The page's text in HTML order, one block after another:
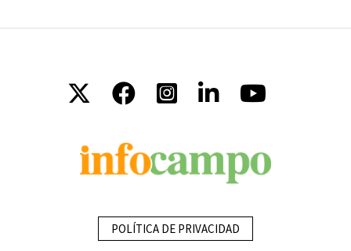
POLÍTICA DE PRIVACIDAD